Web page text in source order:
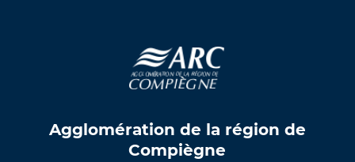
Agglomération de la région de
Compiègne